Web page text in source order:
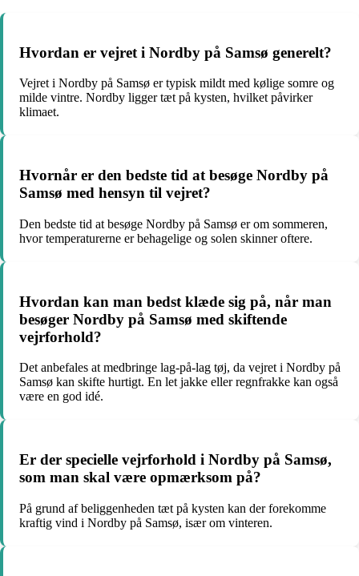
Hvordan er vejret i Nordby på Samsø generelt?
Vejret i Nordby på Samsø er typisk mildt med kølige somre og
milde vintre. Nordby ligger tæt på kysten, hvilket påvirker
klimaet.
Hvornår er den bedste tid at besøge Nordby på
Samsø med hensyn til vejret?
Den bedste tid at besøge Nordby på Samsø er om sommeren,
hvor temperaturerne er behagelige og solen skinner oftere.
Hvordan kan man bedst klæde sig på, når man
besøger Nordby på Samsø med skiftende
vejrforhold?
Det anbefales at medbringe lag-på-lag tøj, da vejret i Nordby på
Samsø kan skifte hurtigt. En let jakke eller regnfrakke kan også
være en god idé.
Er der specielle vejrforhold i Nordby på Samsø,
som man skal være opmærksom på?
På grund af beliggenheden tæt på kysten kan der forekomme
kraftig vind i Nordby på Samsø, især om vinteren.